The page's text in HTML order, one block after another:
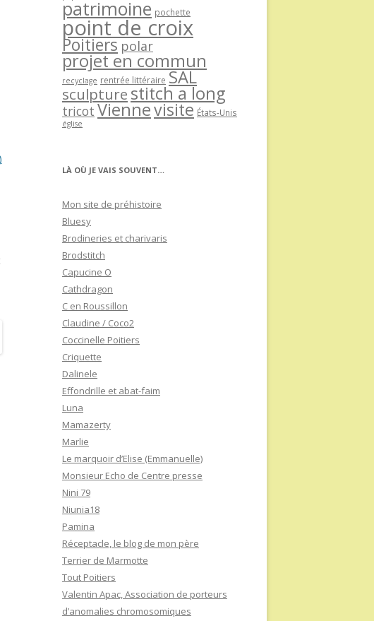
patrimoine pochette
point de croix
Poitiers polar
projet en commun
recyclage rentrée littéraire SAL
sculpture stitch a long
tricot Viennevisite États-Unis
église
LÀ OÙ JE VAIS SOUVENT…
Mon site de préhistoire
Bluesy
Brodineries et charivaris
Brodstitch
Capucine O
Cathdragon
C en Roussillon
Claudine / Coco2
Coccinelle Poitiers
Criquette
Dalinele
Effondrille et abat-faim
Luna
Mamazerty
Marlie
Le marquoir d’Elise (Emmanuelle)
Monsieur Echo de Centre presse
Nini 79
Niunia18
Pamina
Réceptacle, le blog de mon père
Terrier de Marmotte
Tout Poitiers
Valentin Apac, Association de porteurs
d’anomalies chromosomiques